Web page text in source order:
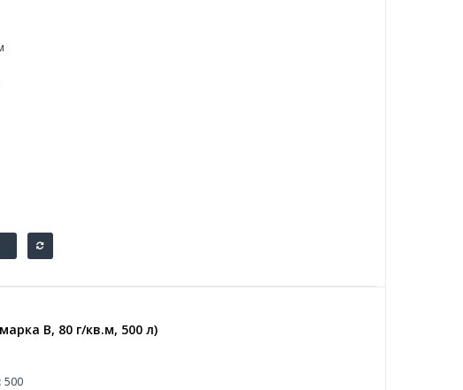
В, 80 г/кв.м, 500 л)
500